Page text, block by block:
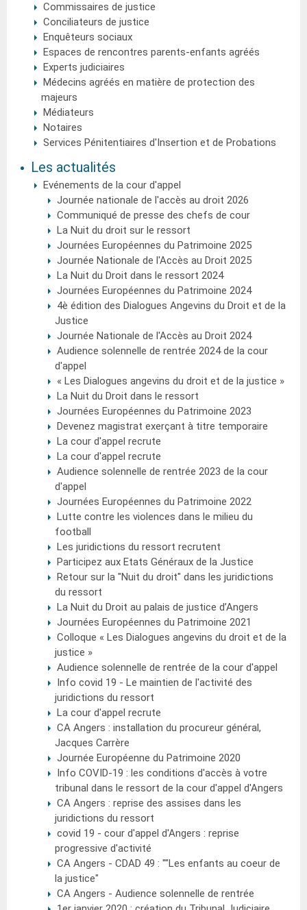
Commissaires de justice
Conciliateurs de justice
Enquêteurs sociaux
Espaces de rencontres parents-enfants agréés
Experts judiciaires
Médecins agréés en matière de protection des
majeurs
Médiateurs
Notaires
Services Pénitentiaires d'Insertion et de Probations
Les actualités
Evénements de la cour d'appel
Journée nationale de l'accès au droit 2026
Communiqué de presse des chefs de cour
La Nuit du droit sur le ressort
Journées Européennes du Patrimoine 2025
Journée Nationale de l'Accès au Droit 2025
La Nuit du Droit dans le ressort 2024
Journées Européennes du Patrimoine 2024
4è édition des Dialogues Angevins du Droit et de la
Justice
Journée Nationale de l'Accès au Droit 2024
Audience solennelle de rentrée 2024 de la cour
d'appel
« Les Dialogues angevins du droit et de la justice »
La Nuit du Droit dans le ressort
Journées Européennes du Patrimoine 2023
Devenez magistrat exerçant à titre temporaire
La cour d'appel recrute
La cour d'appel recrute
Audience solennelle de rentrée 2023 de la cour
d'appel
Journées Européennes du Patrimoine 2022
Lutte contre les violences dans le milieu du
football
Les juridictions du ressort recrutent
Participez aux Etats Généraux de la Justice
Retour sur la "Nuit du droit" dans les juridictions
du ressort
La Nuit du Droit au palais de justice d’Angers
Journées Européennes du Patrimoine 2021
Colloque « Les Dialogues angevins du droit et de la
justice »
Audience solennelle de rentrée de la cour d'appel
Info covid 19 - Le maintien de l'activité des
juridictions du ressort
La cour d'appel recrute
CA Angers : installation du procureur général,
Jacques Carrère
Journée Européenne du Patrimoine 2020
Info COVID-19 : les conditions d'accès à votre
tribunal dans le ressort de la cour d'appel d'Angers
CA Angers : reprise des assises dans les
juridictions du ressort
covid 19 - cour d'appel d'Angers : reprise
progressive d'activité
CA Angers - CDAD 49 : ""Les enfants au coeur de
la justice"
CA Angers - Audience solennelle de rentrée